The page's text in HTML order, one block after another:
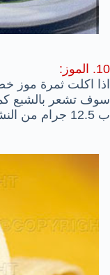
10. الموز:
اذا اكلت ثمرة موز
سوف تشعر بالشبع
ب 12.5 جرام من النشا المقاوم